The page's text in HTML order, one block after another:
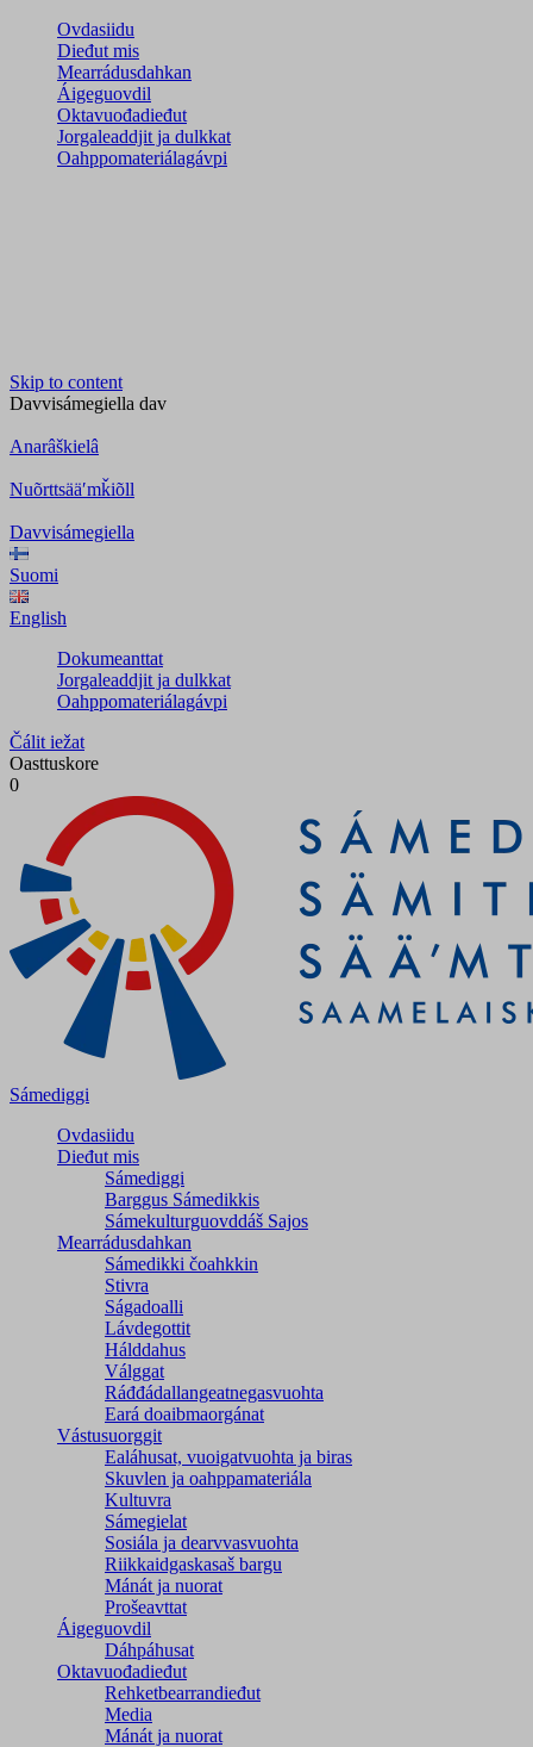
Ovdasiidu
Dieđut mis
Mearrádusdahkan
Áigeguovdil
Oktavuođadieđut
Jorgaleaddjit ja dulkkat
Oahppomateriálagávpi
Skip to content
Davvisámegiella dav
Anarâškielâ
Nuõrttsääʹmǩiõll
Davvisámegiella
Suomi
English
Dokumeanttat
Jorgaleaddjit ja dulkkat
Oahppomateriálagávpi
Čálit iežat
Oasttuskore
0
Sámediggi
Ovdasiidu
Dieđut mis
Sámediggi
Barggus Sámedikkis
Sámekulturguovddáš Sajos
Mearrádusdahkan
Sámedikki čoahkkin
Stivra
Ságadoalli
Lávdegottit
Hálddahus
Válggat
Ráđđádallangeatnegas­vuohta
Eará doaibmaorgánat
Vástusuorggit
Ealáhusat, vuoigatvuohta ja biras
Skuvlen ja oahppamateriála
Kultuvra
Sámegielat
Sosiála ja dearvvasvuohta
Riikkaidgaskasaš bargu
Mánát ja nuorat
Prošeavttat
Áigeguovdil
Dáhpáhusat
Oktavuođadieđut
Rehketbearrandieđut
Media
Mánát ja nuorat